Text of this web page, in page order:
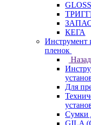
КЕГА
Инструмент
пленок
Назад
Для
Сумки
GILA